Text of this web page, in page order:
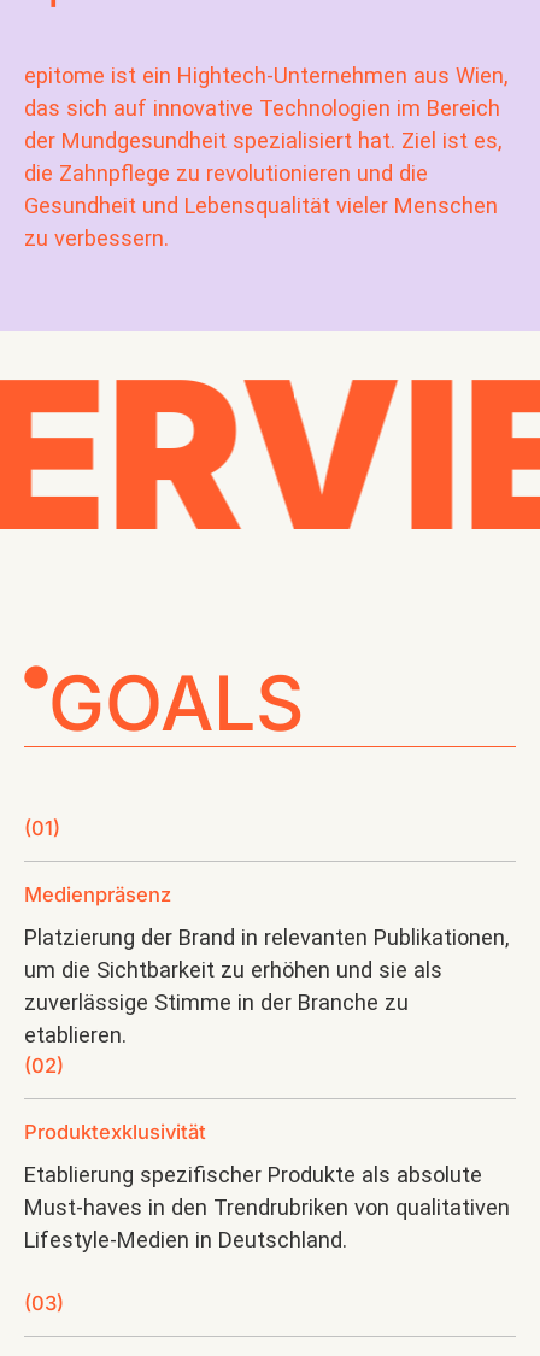
epitome ist ein Hightech-Unternehmen aus Wien,
das sich auf innovative Technologien im Bereich
der Mundgesundheit spezialisiert hat. Ziel ist es,
die Zahnpflege zu revolutionieren und die
Gesundheit und Lebensqualität vieler Menschen
zu verbessern.
GOALS
(01)
Medienpräsenz
Platzierung der Brand in relevanten Publikationen,
um die Sichtbarkeit zu erhöhen und sie als
zuverlässige Stimme in der Branche zu
etablieren.
(02)
Produktexklusivität
Etablierung spezifischer Produkte als absolute
Must-haves in den Trendrubriken von qualitativen
Lifestyle-Medien in Deutschland.
(03)